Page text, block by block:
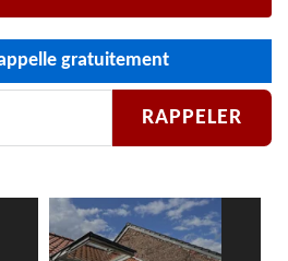
gratuitement